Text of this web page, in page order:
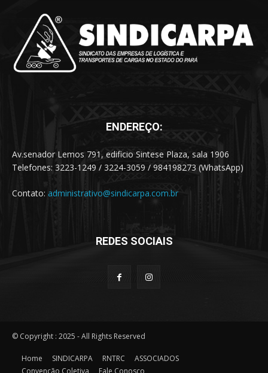
ENDEREÇO:
Av.senador Lemos 791, edificio Sintese Plaza, sala 1906
Telefones: 3223-1249 / 3224-3059 / 984198273 (WhatsApp)
Contato: administrativo@sindicarpa.com.br
REDES SOCIAIS
© Copyright : 2025 - All Rights Reserved
Home SINDICARPA RNTRC
ASSOCIADOS